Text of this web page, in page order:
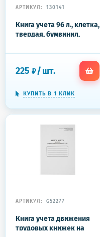
АРТИКУЛ: 130141
Книга учета 96 л., клетка,
твердая, бумвинил,
мм), BRAUBERG, синяя,
225 ₽/шт.
КУПИТЬ В 1 КЛИК
АРТИКУЛ: G52277
Книга учета движения
трудовых книжек на